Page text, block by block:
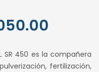
actual
SR 450 es la compañera
fertilización,